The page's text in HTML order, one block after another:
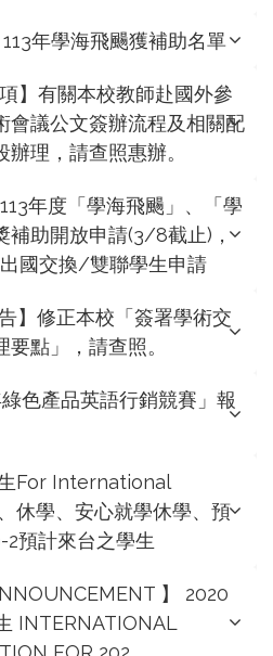
113年學海飛颺獲補助名單
】有關本校教師赴國外參
會議公文簽辦流程及相關配
理，請查照惠辦。
年度「學海飛颺」、「學
補助開放申請(3/8截止)，
國交換/雙聯學生申請
】修正本校「簽署學術交
點」，請查照。
綠色產品英語行銷競賽」報
For International
休學、安心就學休學、預
2預計來台之學生
】 2020
INTERNATIONAL